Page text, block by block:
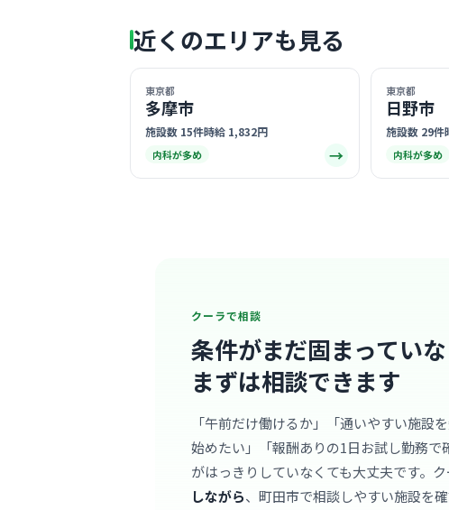
近くのエリアも見る
東京都
多摩市
施設数 15件時給 1,832円
内科が多め →
東京都
日野市
施設数 29件
内科が多め
クーラで相談
条件がまだ固まっていな
まずは相談できます
「午前だけ働けるか」「通いやすい施設
始めたい」「報酬ありの1日お試し勤務で
がはっきりしていなくても大丈夫です。ク
しながら、町田市で相談しやすい施設を確